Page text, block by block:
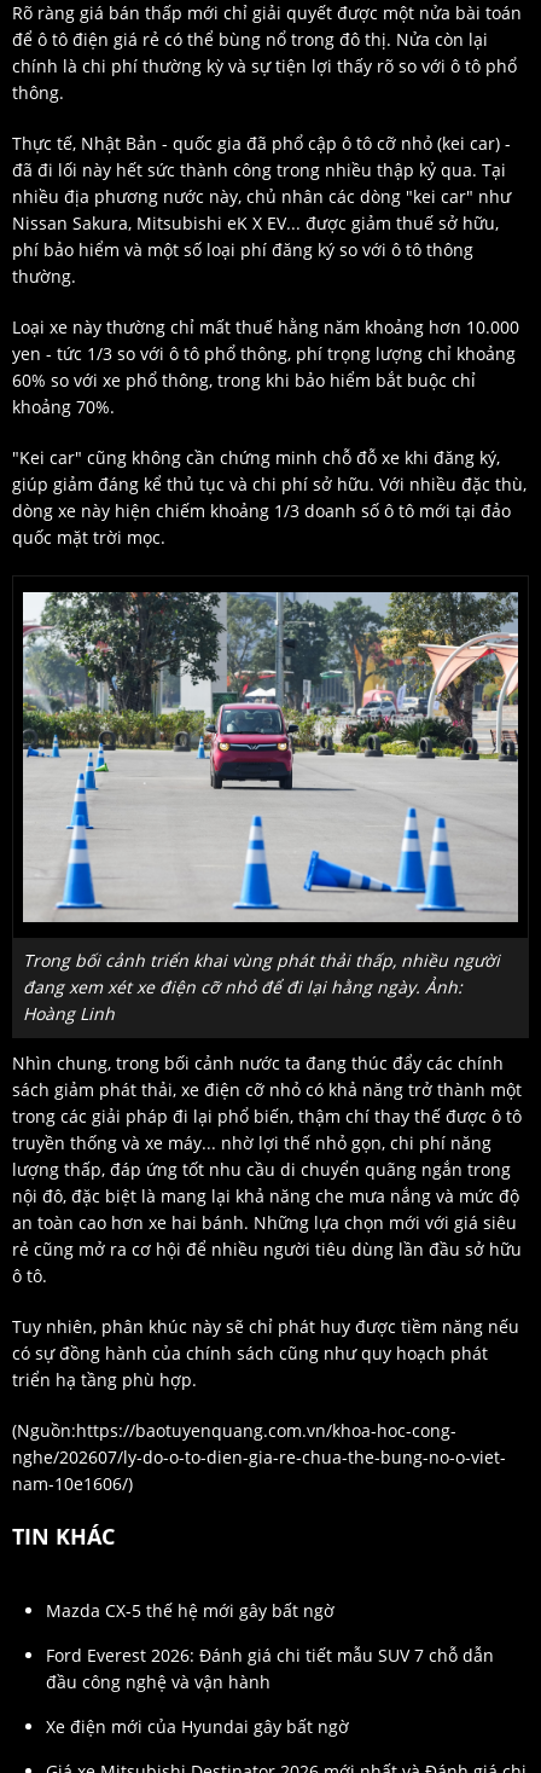
Rõ ràng giá bán thấp mới chỉ giải quyết được một nửa bài toán
để ô tô điện giá rẻ có thể bùng nổ trong đô thị. Nửa còn lại
chính là chi phí thường kỳ và sự tiện lợi thấy rõ so với ô tô phổ
thông.
Thực tế, Nhật Bản - quốc gia đã phổ cập ô tô cỡ nhỏ (kei car) -
đã đi lối này hết sức thành công trong nhiều thập kỷ qua. Tại
nhiều địa phương nước này, chủ nhân các dòng "kei car" như
Nissan Sakura, Mitsubishi eK X EV... được giảm thuế sở hữu,
phí bảo hiểm và một số loại phí đăng ký so với ô tô thông
thường.
Loại xe này thường chỉ mất thuế hằng năm khoảng hơn 10.000
yen - tức 1/3 so với ô tô phổ thông, phí trọng lượng chỉ khoảng
60% so với xe phổ thông, trong khi bảo hiểm bắt buộc chỉ
khoảng 70%.
"Kei car" cũng không cần chứng minh chỗ đỗ xe khi đăng ký,
giúp giảm đáng kể thủ tục và chi phí sở hữu. Với nhiều đặc thù,
dòng xe này hiện chiếm khoảng 1/3 doanh số ô tô mới tại đảo
quốc mặt trời mọc.
Trong bối cảnh triển khai vùng phát thải thấp, nhiều người
đang xem xét xe điện cỡ nhỏ để đi lại hằng ngày. Ảnh:
Hoàng Linh
Nhìn chung, trong bối cảnh nước ta đang thúc đẩy các chính
sách giảm phát thải, xe điện cỡ nhỏ có khả năng trở thành một
trong các giải pháp đi lại phổ biến, thậm chí thay thế được ô tô
truyền thống và xe máy... nhờ lợi thế nhỏ gọn, chi phí năng
lượng thấp, đáp ứng tốt nhu cầu di chuyển quãng ngắn trong
nội đô, đặc biệt là mang lại khả năng che mưa nắng và mức độ
an toàn cao hơn xe hai bánh. Những lựa chọn mới với giá siêu
rẻ cũng mở ra cơ hội để nhiều người tiêu dùng lần đầu sở hữu
ô tô.
Tuy nhiên, phân khúc này sẽ chỉ phát huy được tiềm năng nếu
có sự đồng hành của chính sách cũng như quy hoạch phát
triển hạ tầng phù hợp.
(Nguồn:https://baotuyenquang.com.vn/khoa-hoc-cong-
nghe/202607/ly-do-o-to-dien-gia-re-chua-the-bung-no-o-viet-
nam-10e1606/)
TIN KHÁC
Mazda CX-5 thế hệ mới gây bất ngờ
Ford Everest 2026: Đánh giá chi tiết mẫu SUV 7 chỗ dẫn
đầu công nghệ và vận hành
Xe điện mới của Hyundai gây bất ngờ